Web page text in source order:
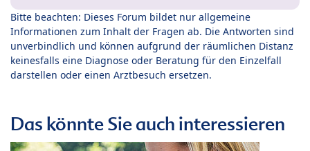
Bitte beachten: Dieses Forum bildet nur allgemeine
Informationen zum Inhalt der Fragen ab. Die Antworten sind
unverbindlich und können aufgrund der räumlichen Distanz
keinesfalls eine Diagnose oder Beratung für den Einzelfall
darstellen oder einen Arztbesuch ersetzen.
Das könnte Sie auch interessieren